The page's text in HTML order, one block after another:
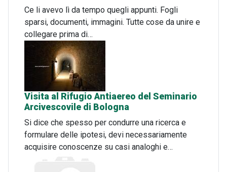
Ce li avevo lì da tempo quegli appunti. Fogli
sparsi, documenti, immagini. Tutte cose da unire e
collegare prima di…
Visita al Rifugio Antiaereo del Seminario
Arcivescovile di Bologna
Si dice che spesso per condurre una ricerca e
formulare delle ipotesi, devi necessariamente
acquisire conoscenze su casi analoghi e…